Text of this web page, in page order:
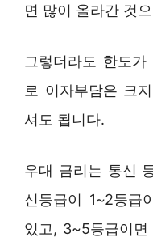
면 많이 올라간 것
그렇더라도 한도
로 이자부담은 크
셔도 됩니다.
우대 금리는 통신
신등급이 1~2등급
있고, 3~5등급이